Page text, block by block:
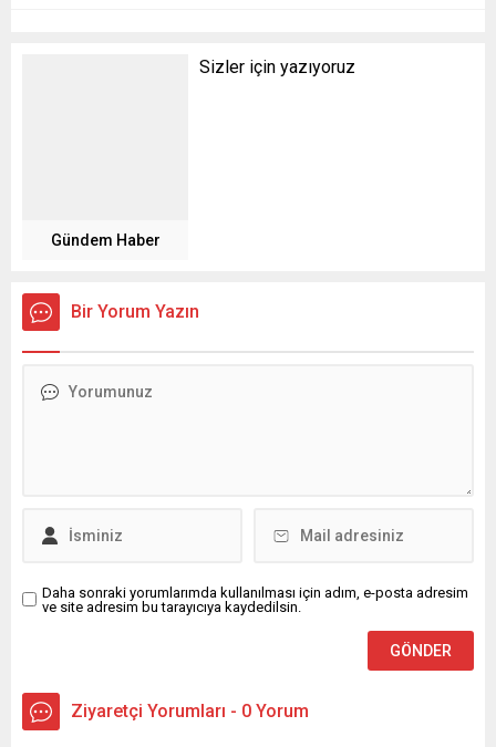
Gündem Haber
Sizler için yazıyoruz
Bir Yorum Yazın
Daha sonraki yorumlarımda kullanılması için adım, e-posta adresim
ve site adresim bu tarayıcıya kaydedilsin.
Ziyaretçi Yorumları - 0 Yorum